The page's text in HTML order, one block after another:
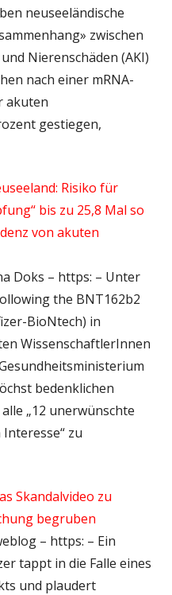
neuseeländische
zwischen
Nierenschäden (AKI)
nach einer mRNA-
akuten
gestiegen,
Risiko für
bis zu 25,8 Mal so
von akuten
Doks – https: – Unter
the BNT162b2
BioNtech) in
WissenschaftlerInnen
bedenklichen
„12 unerwünschte
zu
Skandalvideo zu
begruben
– https: – Ein
tappt in die Falle eines
und plaudert